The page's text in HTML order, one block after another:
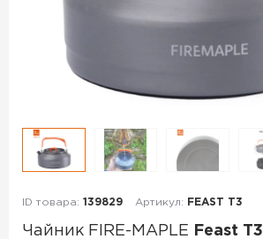
ID товара: 139829 Артикул: FEAST T3
Чайник FIRE-MAPLE Feast T3